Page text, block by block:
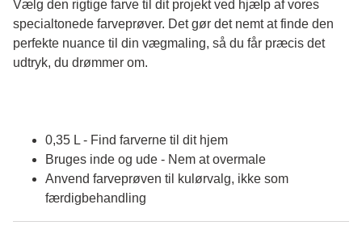
Vælg den rigtige farve til dit projekt ved hjælp af vores
specialtonede farveprøver. Det gør det nemt at finde den
perfekte nuance til din vægmaling, så du får præcis det
udtryk, du drømmer om.
0,35 L - Find farverne til dit hjem
Bruges inde og ude - Nem at overmale
Anvend farveprøven til kulørvalg, ikke som
færdigbehandling